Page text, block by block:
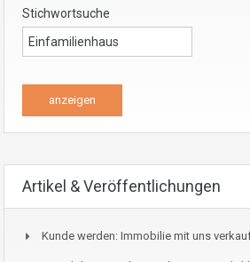
Stichwortsuche
Artikel & Veröffentlichungen
Kunde werden: Immobilie mit uns